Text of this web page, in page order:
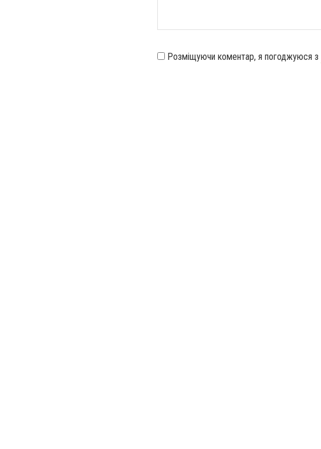
Розміщуючи коментар, я погоджуюся з